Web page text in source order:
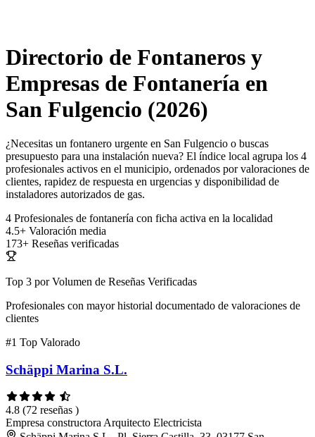
Directorio de Fontaneros y
Empresas de Fontanería en
San Fulgencio (2026)
¿Necesitas un fontanero urgente en San Fulgencio o buscas
presupuesto para una instalación nueva? El índice local agrupa los 4
profesionales activos en el municipio, ordenados por valoraciones de
clientes, rapidez de respuesta en urgencias y disponibilidad de
instaladores autorizados de gas.
4 Profesionales de fontanería con ficha activa en la localidad
4.5+ Valoración media
173+ Reseñas verificadas
Top 3 por Volumen de Reseñas Verificadas
Profesionales con mayor historial documentado de valoraciones de
clientes
#1 Top Valorado
Schäppi Marina S.L.
4.8 (72 reseñas )
Empresa constructora Arquitecto Electricista